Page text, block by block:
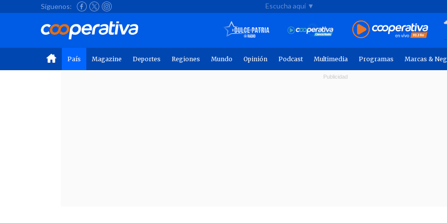
Síguenos: Escucha aquí ▼
País Magazine Deportes Regiones Mundo Opinión Podcast Multimedia Programas Marcas &